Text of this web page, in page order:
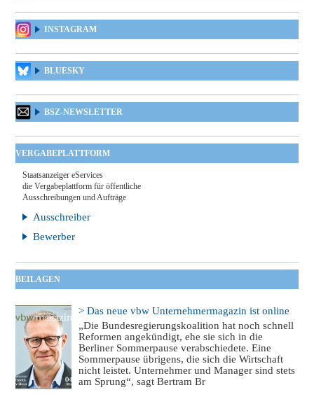
INSTAGRAM
BLUESKY
BSZ-NEWSLETTER
VERGABEPLATTFORM
Staatsanzeiger eServices
die Vergabeplattform für öffentliche
Ausschreibungen und Aufträge
Ausschreiber
Bewerber
BEILAGEN
> Das neue vbw Unternehmermagazin ist online
„Die Bundesregierungskoalition hat noch schnell
Reformen angekündigt, ehe sie sich in die
Berliner Sommerpause verabschiedete. Eine
Sommerpause übrigens, die sich die Wirtschaft
nicht leistet. Unternehmer und Manager sind stets
am Sprung“, sagt Bertram Br